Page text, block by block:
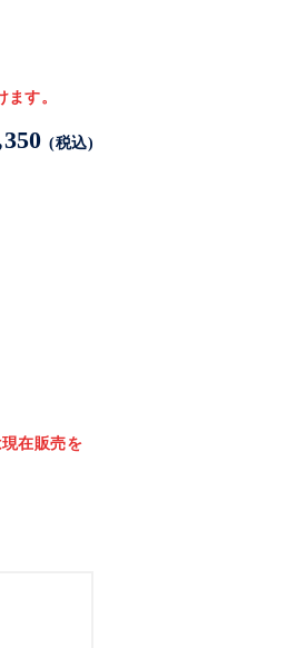
す。
(税込)
在販売を